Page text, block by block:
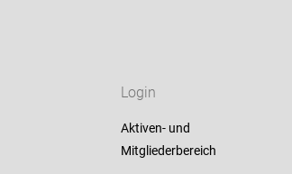
Login
Aktiven- und
Mitgliederbereich